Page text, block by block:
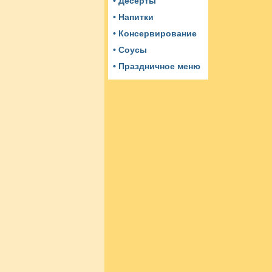
• Напитки
• Консервирование
• Соусы
• Праздничное меню